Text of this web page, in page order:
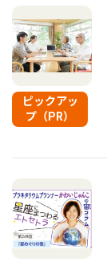
ピックアッ
プ（PR）